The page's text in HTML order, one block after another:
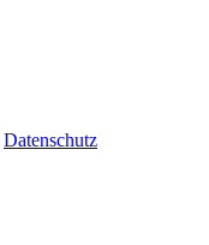
Datenschutz